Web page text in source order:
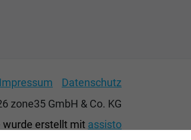
Impressum
Datenschutz
zone35 GmbH & Co. KG
wurde erstellt mit assisto